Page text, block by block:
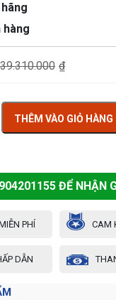
hàng
39.310.000 ₫
THÊM VÀO GIỎ HÀNG
ĐỂ NHẬN
PHÍ CAM
DẪN